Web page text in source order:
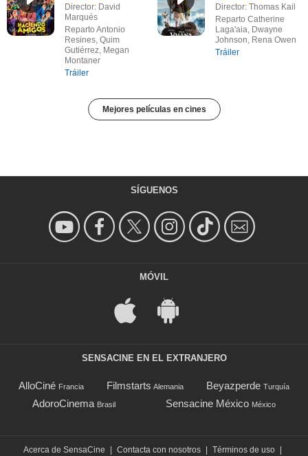
Director: David
Marqués
Reparto Antonio
Resines, Quim
Gutiérrez, Megan
Montaner
Tráiler
Director: Thomas Kail
Reparto Catherine
Laga'aia, Dwayne
Johnson, Rena Owen
Tráiler
Mejores películas en cines
SÍGUENOS
MÓVIL
SENSACINE EN EL EXTRANJERO
AlloCiné Francia Filmstarts Alemania Beyazperde Turquía
AdoroCinema Brasil Sensacine México México
Acerca de SensaCine Contacta con nosotros Términos de uso